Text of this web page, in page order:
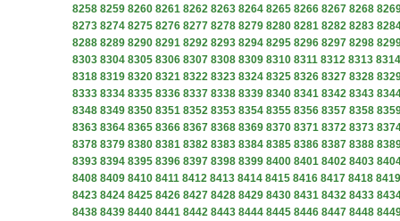
8258 8259 8260 8261 8262 8263 8264 8265 8266 8267 8268
8273 8274 8275 8276 8277 8278 8279 8280 8281 8282 8283
8288 8289 8290 8291 8292 8293 8294 8295 8296 8297 8298
8303 8304 8305 8306 8307 8308 8309 8310 8311 8312 8313 8314
8318 8319 8320 8321 8322 8323 8324 8325 8326 8327 8328
8333 8334 8335 8336 8337 8338 8339 8340 8341 8342 8343
8348 8349 8350 8351 8352 8353 8354 8355 8356 8357 8358
8363 8364 8365 8366 8367 8368 8369 8370 8371 8372 8373
8378 8379 8380 8381 8382 8383 8384 8385 8386 8387 8388
8393 8394 8395 8396 8397 8398 8399 8400 8401 8402 8403
8408 8409 8410 8411 8412 8413 8414 8415 8416 8417 8418 8419
8423 8424 8425 8426 8427 8428 8429 8430 8431 8432 8433
8438 8439 8440 8441 8442 8443 8444 8445 8446 8447 8448